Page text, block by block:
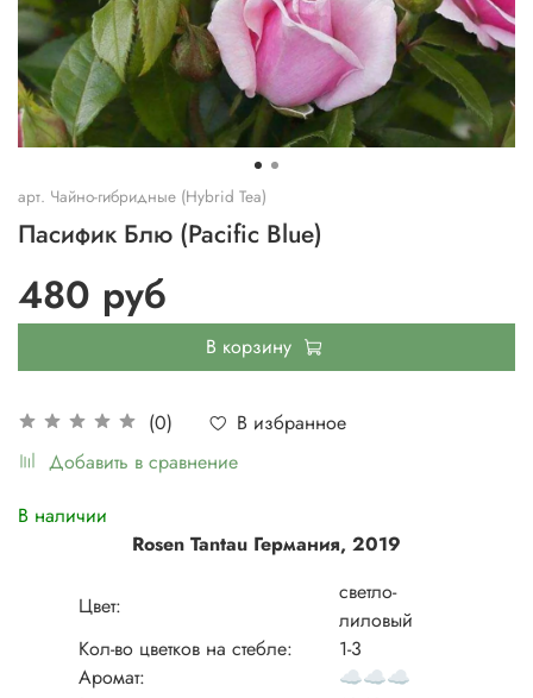
арт. Чайно-гибридные (Hybrid Tea)
Пасифик Блю (Pacific Blue)
(0)
В избранное
Добавить в сравнение
В наличии
480 руб
В корзину
Rosen Tantau Германия, 2019
Цвет:
светло-
лиловый
Кол-во цветков на стебле:
1-3
Аромат:
☁️☁️☁️